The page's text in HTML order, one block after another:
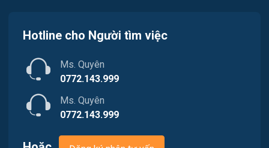
Nhà hàng / Khách sạn
Nhân sự
Việc làm Hòa Bình
Việc làm Nam Triệu
Việc làm Bạch Đằng
Hotline cho Người tìm việc
Ms. Quyên
0772.143.999
Ms. Quyên
0772.143.999